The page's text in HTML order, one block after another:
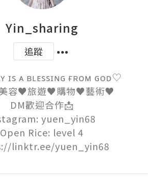
Yin_sharing
追蹤
ɪs ᴀ ʙʟᴇssɪɴɢ ғʀᴏᴍ ɢᴏᴅ♡
容♥︎旅遊♥︎購物♥︎藝術♥︎
DM歡迎合作📩
yuen_yin68
Open Rice: level 4
linktr.ee/yuen_yin68